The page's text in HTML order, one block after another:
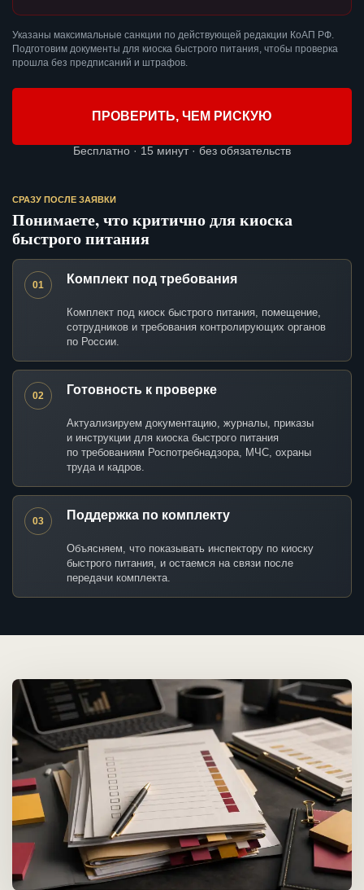
Указаны максимальные санкции по действующей редакции КоАП РФ.
Подготовим документы для киоска быстрого питания, чтобы проверка
прошла без предписаний и штрафов.
ПРОВЕРИТЬ, ЧЕМ РИСКУЮ
Бесплатно · 15 минут · без обязательств
СРАЗУ ПОСЛЕ ЗАЯВКИ
Понимаете, что критично для киоска
быстрого питания
01 Комплект под требования
Комплект под киоск быстрого питания, помещение,
сотрудников и требования контролирующих органов
по России.
02 Готовность к проверке
Актуализируем документацию, журналы, приказы
и инструкции для киоска быстрого питания
по требованиям Роспотребнадзора, МЧС, охраны
труда и кадров.
03 Поддержка по комплекту
Объясняем, что показывать инспектору по киоску
быстрого питания, и остаемся на связи после
передачи комплекта.